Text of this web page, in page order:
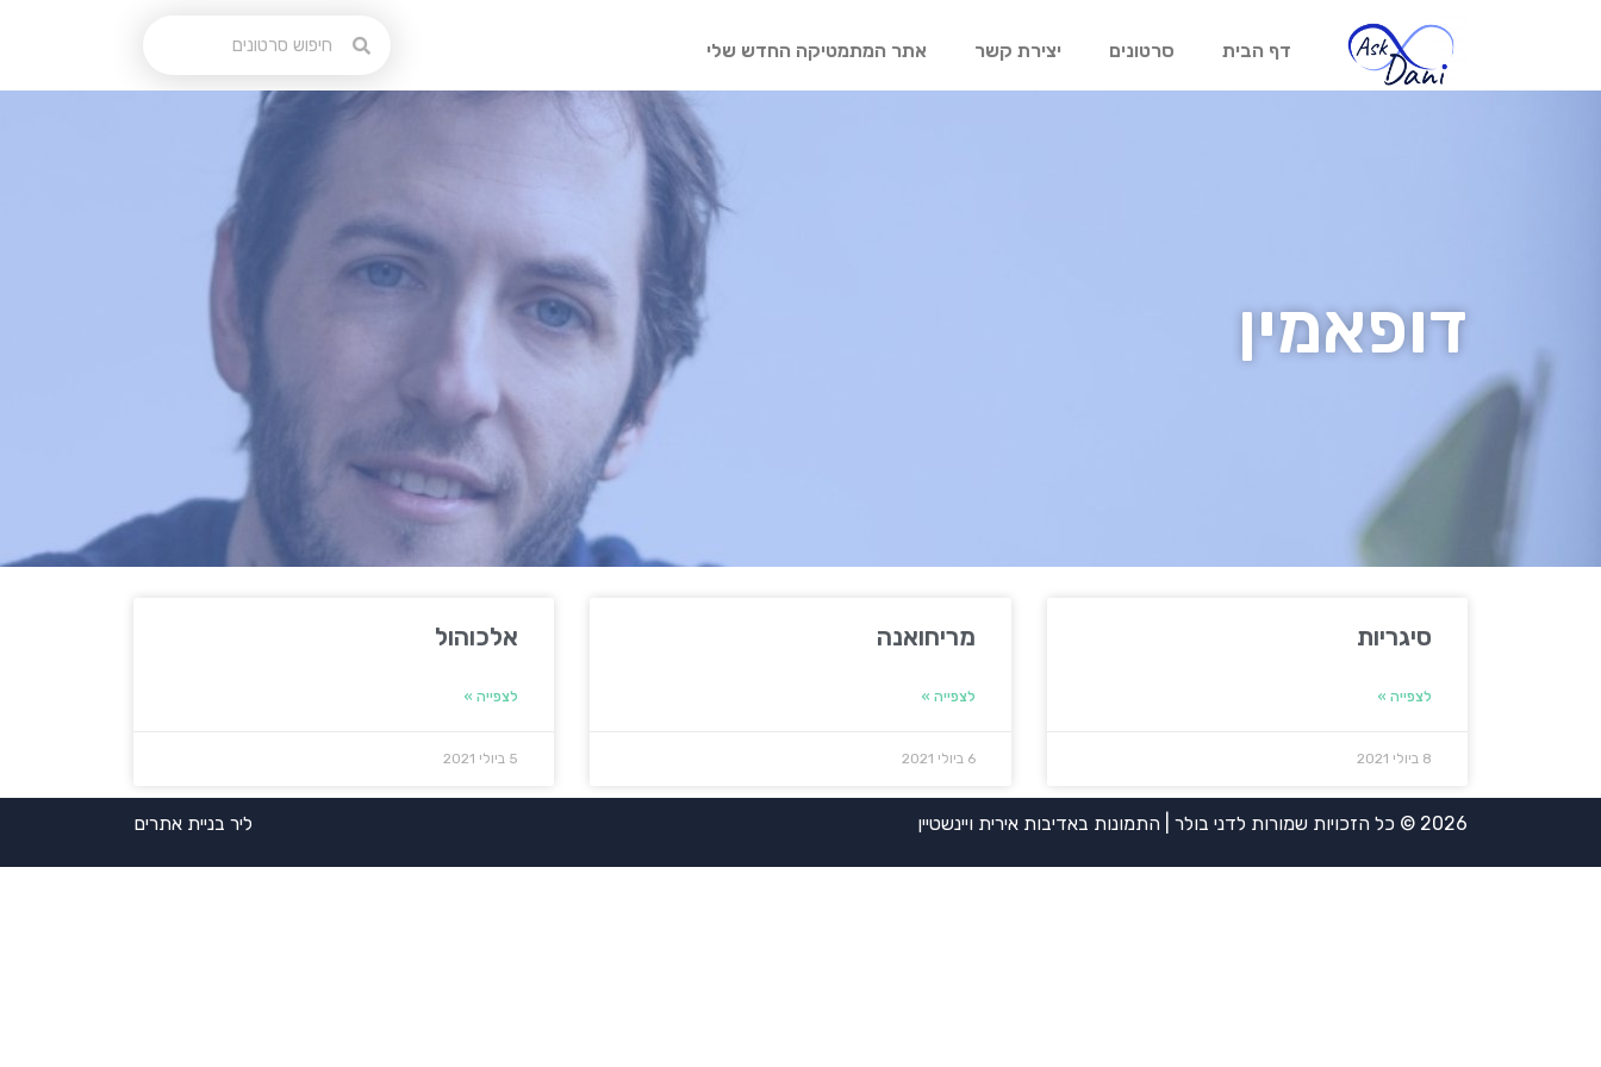
דף הבית סרטונים יצירת קשר אתר המתמטיקה החדש שלי
דופאמין
סיגריות
לצפייה »
8 ביולי 2021
מריחואנה
לצפייה »
6 ביולי 2021
אלכוהול
לצפייה »
5 ביולי 2021
2026 © כל הזכויות שמורות לדני בולר | התמונות באדיבות אירית ויינשטיין ליר בניית אתרים